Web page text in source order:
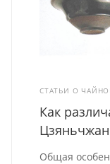
СТАТЬИ О
Как
Общая